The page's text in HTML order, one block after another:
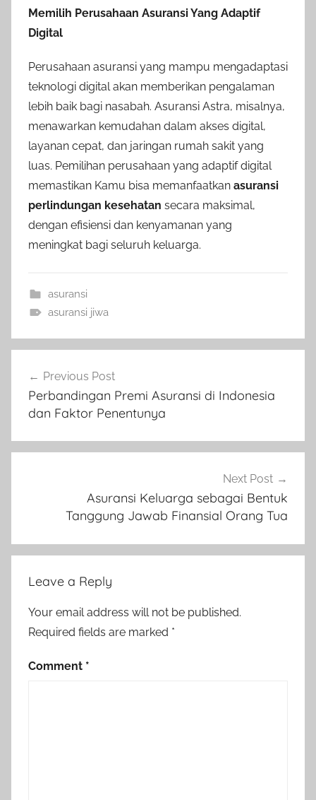
Memilih Perusahaan Asuransi Yang Adaptif
Digital
Perusahaan asuransi yang mampu mengadaptasi
teknologi digital akan memberikan pengalaman
lebih baik bagi nasabah. Asuransi Astra, misalnya,
menawarkan kemudahan dalam akses digital,
layanan cepat, dan jaringan rumah sakit yang
luas. Pemilihan perusahaan yang adaptif digital
memastikan Kamu bisa memanfaatkan asuransi
perlindungan kesehatan secara maksimal,
dengan efisiensi dan kenyamanan yang
meningkat bagi seluruh keluarga.
asuransi
asuransi jiwa
Previous Post
Perbandingan Premi Asuransi di Indonesia
dan Faktor Penentunya
Next Post
Asuransi Keluarga sebagai Bentuk
Tanggung Jawab Finansial Orang Tua
Leave a Reply
Your email address will not be published.
Required fields are marked *
Comment *